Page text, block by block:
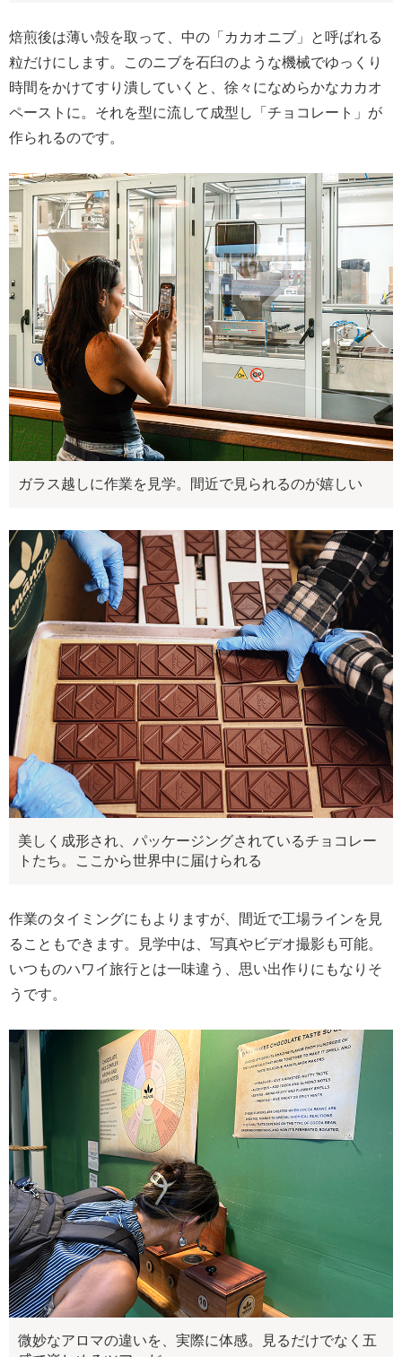
焙煎後は薄い殻を取って、中の「カカオニブ」と呼ばれる
粒だけにします。このニブを石臼のような機械でゆっくり
時間をかけてすり潰していくと、徐々になめらかなカカオ
ペーストに。それを型に流して成型し「チョコレート」が
作られるのです。
ガラス越しに作業を見学。間近で見られるのが嬉しい
美しく成形され、パッケージングされているチョコレー
トたち。ここから世界中に届けられる
作業のタイミングにもよりますが、間近で工場ラインを見
ることもできます。見学中は、写真やビデオ撮影も可能。
いつものハワイ旅行とは一味違う、思い出作りにもなりそ
うです。
微妙なアロマの違いを、実際に体感。見るだけでなく五